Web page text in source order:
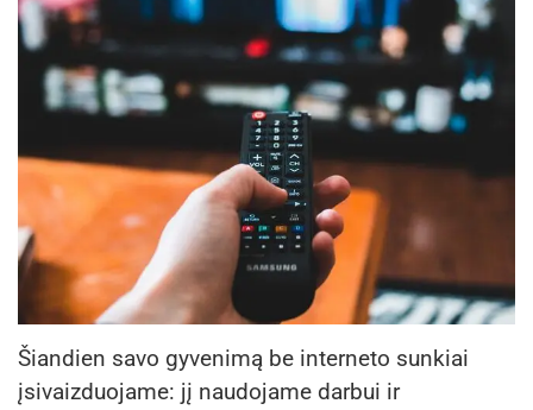
Šiandien savo gyvenimą be interneto sunkiai
įsivaizduojame: jį naudojame darbui ir